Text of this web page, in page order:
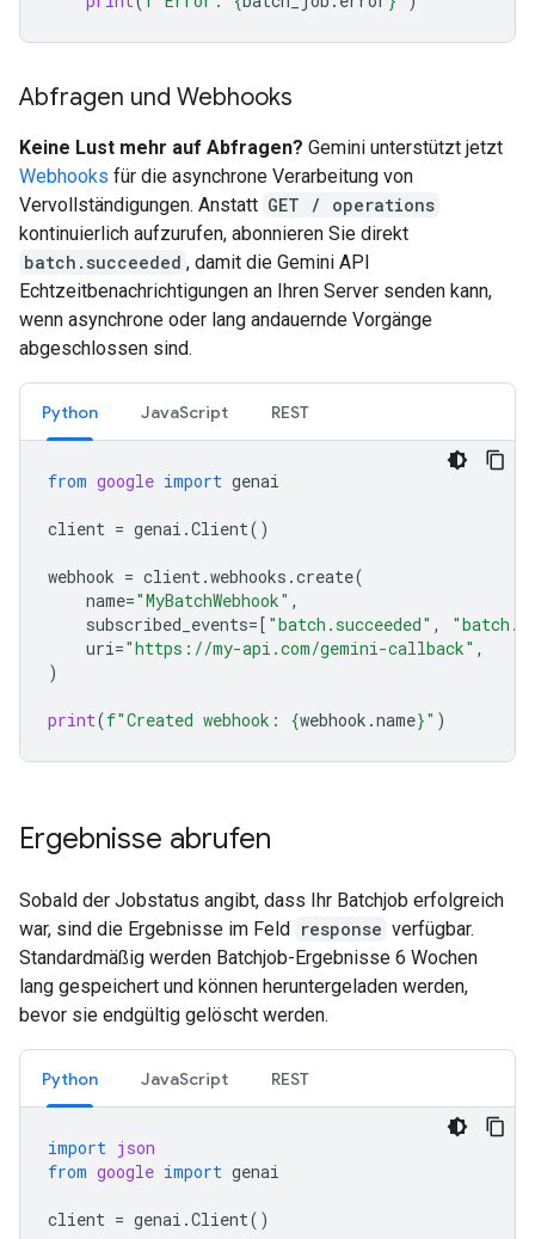
Abfragen und Webhooks
Keine Lust mehr auf Abfragen? Gemini unterstützt jetzt
Webhooks für die asynchrone Verarbeitung von
Vervollständigungen. Anstatt GET / operations
kontinuierlich aufzurufen, abonnieren Sie direkt
batch.succeeded , damit die Gemini API
Echtzeitbenachrichtigungen an Ihren Server senden kann,
wenn asynchrone oder lang andauernde Vorgänge
abgeschlossen sind.
Python JavaScript REST
from google import genai
client = genai .Client()
webhook = client.webhooks .create(
name="MyBatchWebhook" ,
subscribed_events=[ "batch.succeeded" ,
uri="https://my-api.com/gemini-callback" ,
)
print(f"Created webhook: {webhook .name}" )
Ergebnisse abrufen
Sobald der Jobstatus angibt, dass Ihr Batchjob erfolgreich
war, sind die Ergebnisse im Feld response verfügbar.
Standardmäßig werden Batchjob-Ergebnisse 6 Wochen
lang gespeichert und können heruntergeladen werden,
bevor sie endgültig gelöscht werden.
Python JavaScript REST
import json
from google import genai
client = genai .Client()